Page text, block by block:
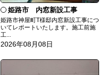
姫路市 内窓新設工事
姫路市神屋町T様邸内窓新設工事につ
いてレポートいたします。施工前施
工...
2026年08月08日